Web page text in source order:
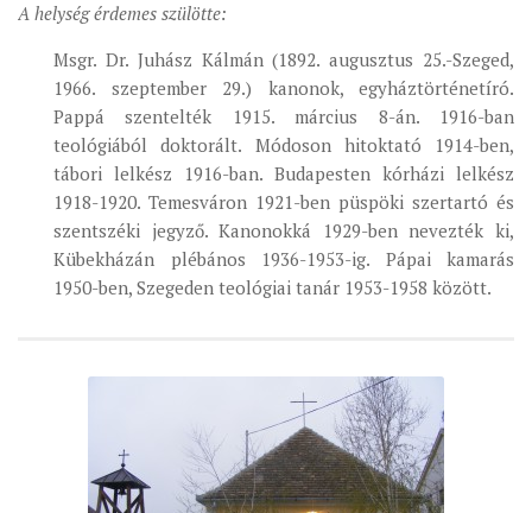
A helység érdemes szülötte:
Msgr. Dr. Juhász Kálmán (1892. augusztus 25.-Szeged,
1966. szeptember 29.) kanonok, egyháztörténetíró.
Pappá szentelték 1915. március 8-án. 1916-ban
teológiából doktorált. Módoson hitoktató 1914-ben,
tábori lelkész 1916-ban. Budapesten kórházi lelkész
1918-1920. Temesváron 1921-ben püspöki szertartó és
szentszéki jegyző. Kanonokká 1929-ben nevezték ki,
Kübekházán plébános 1936-1953-ig. Pápai kamarás
1950-ben, Szegeden teológiai tanár 1953-1958 között.